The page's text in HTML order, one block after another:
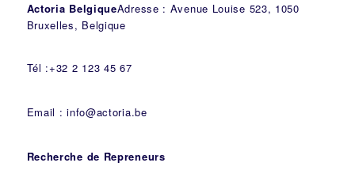
Actoria BelgiqueAdresse : Avenue Louise 523, 1050
Bruxelles, Belgique
Tél :+32 2 123 45 67
Email : info@actoria.be
Recherche de Repreneurs